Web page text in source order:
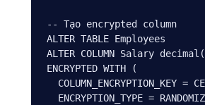
-- Tạo encrypted column
ALTER TABLE Employees
ALTER COLUMN Salary
ENCRYPTED WITH (
COLUMN_ENCRYPTION_KEY =
ENCRYPTION_TYPE =